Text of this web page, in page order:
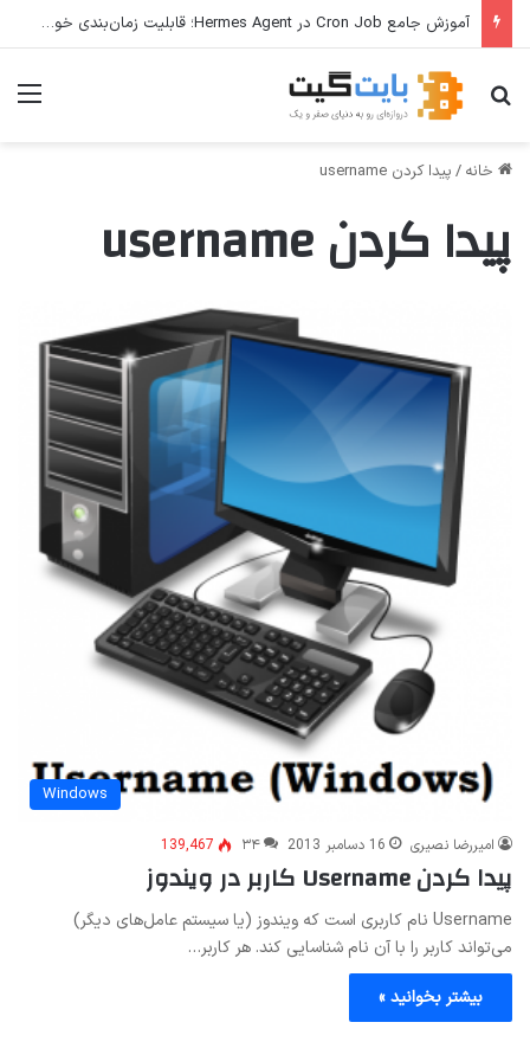
آموزش جامع Cron Job در Hermes Agent؛ قابلیت زمان‌بندی خودکار وظایف
جستجو برای
خانه / پیدا کردن username
پیدا کردن username
Windows
امیررضا نصیری 16 دسامبر 2013 ۳۴ 139,467
پیدا کردن Username کاربر در ویندوز
Username نام کاربری است که ویندوز (یا سیستم عامل‌های دیگر)
می‌تواند کاربر را با آن نام شناسایی کند. هر کاربر…
بیشتر بخوانید »